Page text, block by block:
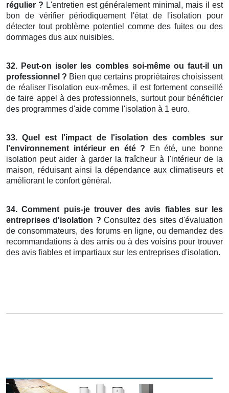
régulier ? L'entretien est généralement minimal, mais il est
bon de vérifier périodiquement l'état de l'isolation pour
détecter tout problème potentiel comme des fuites ou des
dommages dus aux nuisibles.
32. Peut-on isoler les combles soi-même ou faut-il un
professionnel ? Bien que certains propriétaires choisissent
de réaliser l'isolation eux-mêmes, il est fortement conseillé
de faire appel à des professionnels, surtout pour bénéficier
des programmes d'aide comme l'isolation à 1 euro.
33. Quel est l'impact de l'isolation des combles sur
l'environnement intérieur en été ? En été, une bonne
isolation peut aider à garder la fraîcheur à l'intérieur de la
maison, réduisant ainsi la dépendance aux climatiseurs et
améliorant le confort général.
34. Comment puis-je trouver des avis fiables sur les
entreprises d'isolation ? Consultez des sites d'évaluation
de consommateurs, des forums en ligne, ou demandez des
recommandations à des amis ou à des voisins pour trouver
des avis fiables et impartiaux sur les entreprises d'isolation.